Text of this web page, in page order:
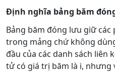
Định nghĩa bảng băm
Bảng băm đóng lưu giữ
trong mảng chứ không
đầu của các danh sách liên
tử có giá trị băm là i, nhưng